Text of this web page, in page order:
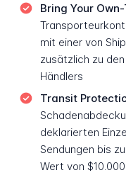
Bring Your
mit einer von
zusätzlich zu
Händlers
Transit
deklarierten
Sendungen bis
Wert von